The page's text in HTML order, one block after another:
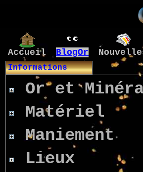
Accueil BlogOr
Informations
Or et
Matériel
Maniement
Lieux